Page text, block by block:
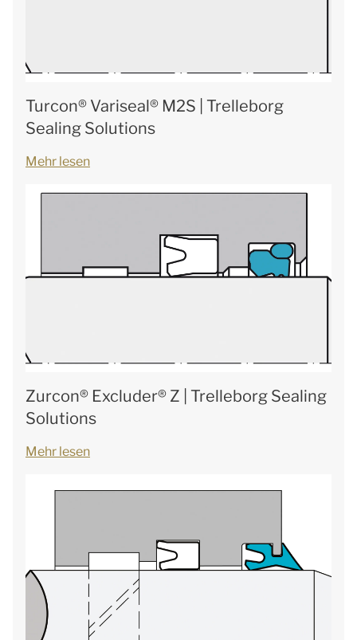
Turcon® Variseal® M2S | Trelleborg
Sealing Solutions
Mehr lesen
Zurcon® Excluder® Z | Trelleborg Sealing
Solutions
Mehr lesen